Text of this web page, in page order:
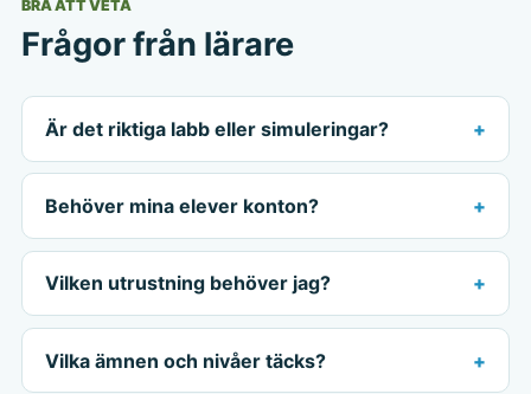
BRA ATT VETA
Frågor från lärare
Är det riktiga labb eller simuleringar?
Behöver mina elever konton?
Vilken utrustning behöver jag?
Vilka ämnen och nivåer täcks?